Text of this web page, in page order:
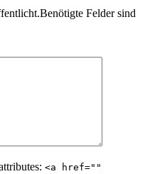
Felder sind
<a href=""